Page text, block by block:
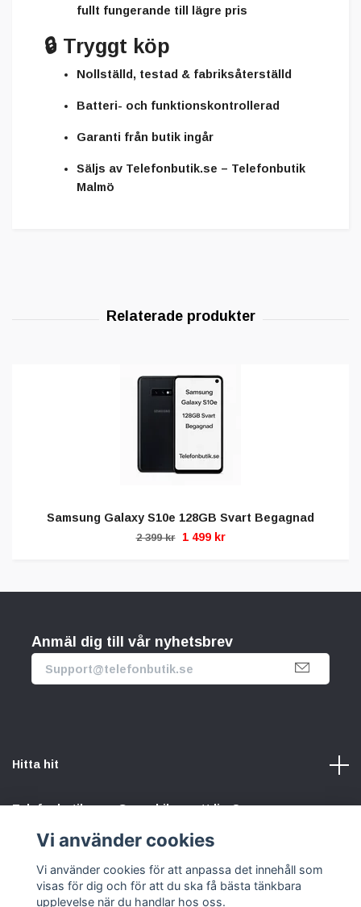
fullt fungerande till lägre pris
🔒 Tryggt köp
Nollställd, testad & fabriksåterställd
Batteri- och funktionskontrollerad
Garanti från butik ingår
Säljs av Telefonbutik.se – Telefonbutik
Malmö
Samsung Galaxy S10e 128GB Svart Begagnad
2 399 kr 1 499 kr
Anmäl dig till vår nyhetsbrev
Hitta hit
Telefonbutik.se – Ge mobilen nytt liv. Spara pengar.
Sociala medier
Vi använder cookies
Vi använder cookies för att anpassa det innehåll som
visas för dig och för att du ska få bästa tänkbara
upplevelse när du handlar hos oss.